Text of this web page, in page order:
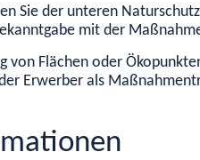
Sie der unteren
mit der
von Flächen oder
Erwerber als